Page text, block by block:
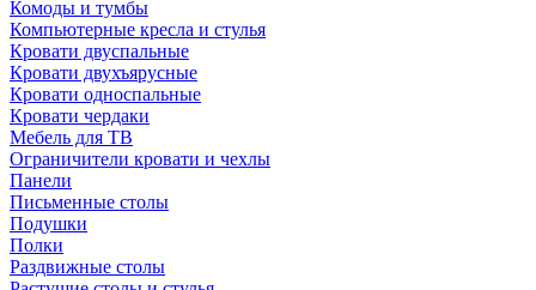
Комоды и тумбы
Компьютерные кресла и стулья
Кровати двуспальные
Кровати двухъярусные
Кровати односпальные
Кровати чердаки
Мебель для ТВ
Ограничители кровати и чехлы
Панели
Письменные столы
Подушки
Полки
Раздвижные столы